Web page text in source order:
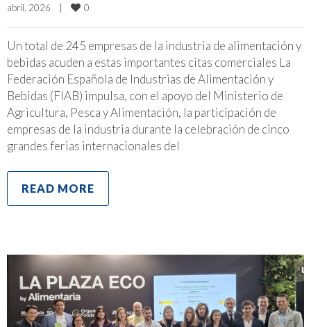
abril, 2026
| 0
Un total de 245 empresas de la industria de alimentación y
bebidas acuden a estas importantes citas comerciales La
Federación Española de Industrias de Alimentación y
Bebidas (FIAB) impulsa, con el apoyo del Ministerio de
Agricultura, Pesca y Alimentación, la participación de
empresas de la industria durante la celebración de cinco
grandes ferias internacionales del
READ MORE